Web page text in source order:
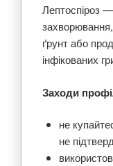
Лептоспіроз
ґрунт або
інфікованих
Заходи
не
не